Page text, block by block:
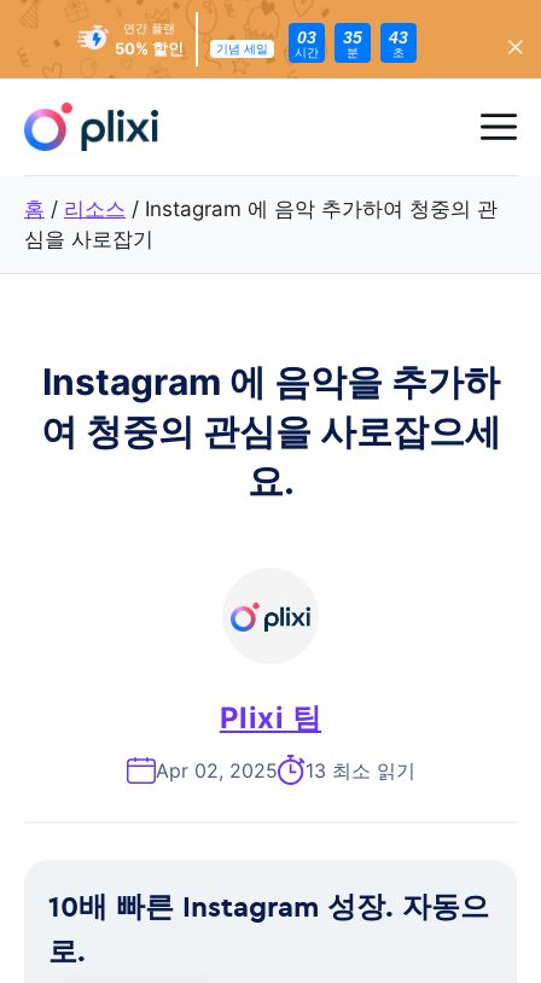
뛰
50% 할인
연간 플랜
기념 세일
03
시간
35
분
41
초
메
홈 / 리소스 / Instagram 에 음악 추가하여 청중의 관
심을 사로잡기
Instagram 에 음악을 추가하
여 청중의 관심을 사로잡으세
요.
Plixi 팀
Apr 02, 2025 13 최소 읽기
10배 빠른 Instagram 성장. 자동으
로.